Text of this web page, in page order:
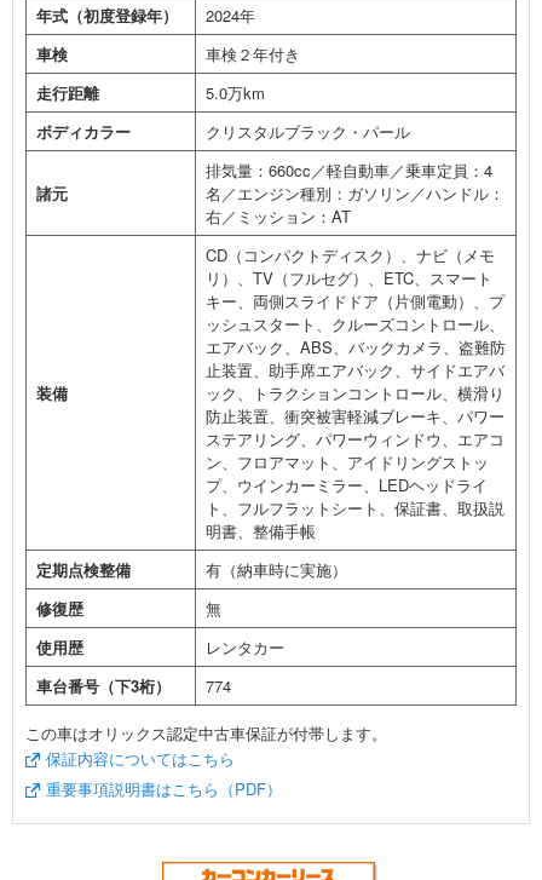
年式（初度登録年）
2024年
車検
車検２年付き
走行距離
5.0万km
ボディカラー
クリスタルブラック・パール
諸元
排気量：660cc／軽自動車／乗車定員：4
名／エンジン種別：ガソリン／ハンドル：
右／ミッション：AT
装備
CD（コンパクトディスク）、ナビ（メモ
リ）、TV（フルセグ）、ETC、スマート
キー、両側スライドドア（片側電動）、プ
ッシュスタート、クルーズコントロール、
エアバック、ABS、バックカメラ、盗難防
止装置、助手席エアバック、サイドエアバ
ック、トラクションコントロール、横滑り
防止装置、衝突被害軽減ブレーキ、パワー
ステアリング、パワーウィンドウ、エアコ
ン、フロアマット、アイドリングストッ
プ、ウインカーミラー、LEDヘッドライ
ト、フルフラットシート、保証書、取扱説
明書、整備手帳
定期点検整備
有（納車時に実施）
修復歴
無
使用歴
レンタカー
車台番号（下3桁）
774
この車はオリックス認定中古車保証が付帯します。
保証内容についてはこちら
重要事項説明書はこちら（PDF）